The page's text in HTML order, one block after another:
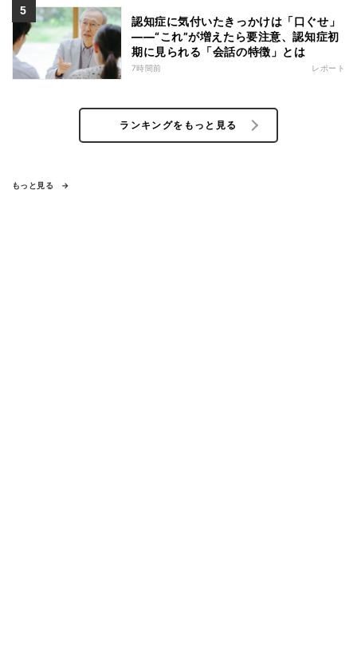
認知症に気付いたきっかけは「口ぐせ」
――“これ”が増えたら要注意、認知症初
期に見られる「会話の特徴」とは
7時間前 レポート
ランキングをもっと見る
もっと見る